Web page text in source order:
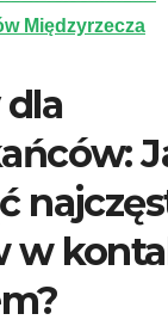
Międzyrzecza
dla
w